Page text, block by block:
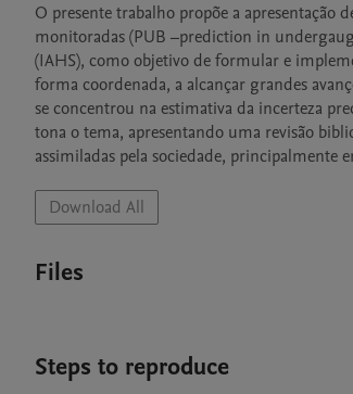
O presente trabalho propõe a apresentação
monitoradas (PUB –prediction in
(IAHS), como objetivo de formular e
forma coordenada, a alcançar grandes
se concentrou na estimativa da incerteza
tona o tema, apresentando uma revisão
assimiladas pela sociedade, principalmente
Download All
Files
Steps to reproduce